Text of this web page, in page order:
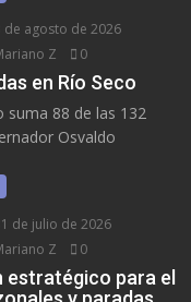
de agosto de 2026
Z
0
en Río Seco
suma 88 de las 132
Osvaldo
de julio de 2026
Z
0
estratégico para el